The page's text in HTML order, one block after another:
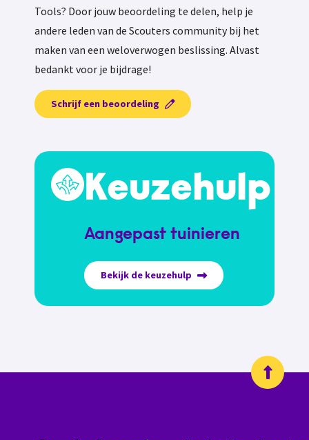
Tools? Door jouw beoordeling te delen, help je
andere leden van de Scouters community bij het
maken van een weloverwogen beslissing. Alvast
bedankt voor je bijdrage!
Schrijf een beoordeling
Keuzehulp
Aangepast tuinieren
Bekijk de keuzehulp